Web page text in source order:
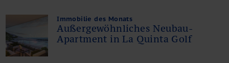
Immobilie des Monats
Außergewöhnliches Neubau-
Apartment in La Quinta Golf